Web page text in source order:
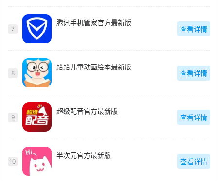
7
腾讯手机管家官方最新版
查看详情
8
蛤蛤儿童动画绘本最新版
查看详情
9
超级配音官方最新版
查看详情
10
半次元官方最新版
查看详情